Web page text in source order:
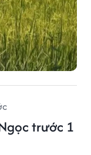
trước 1